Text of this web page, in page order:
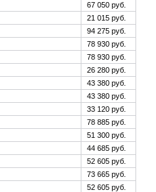
67 050 руб.
21 015 руб.
94 275 руб.
78 930 руб.
78 930 руб.
26 280 руб.
43 380 руб.
43 380 руб.
33 120 руб.
78 885 руб.
51 300 руб.
44 685 руб.
52 605 руб.
73 665 руб.
52 605 руб.